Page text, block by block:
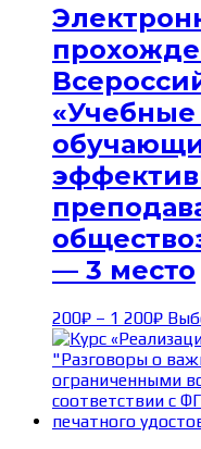
— 3 место
200₽ – 1 200₽
цен:
200₽
–
1